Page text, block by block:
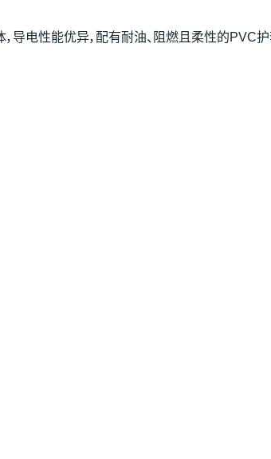
电性能优异，配有耐油、阻燃且柔性的PVC护